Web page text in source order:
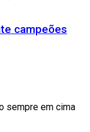
campeões
sempre em cima